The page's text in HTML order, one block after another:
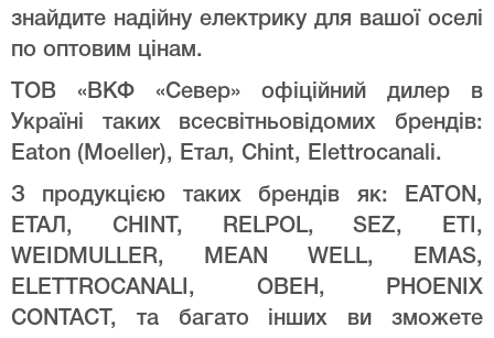
знайдите надійну електрику для вашої оселі
по оптовим цінам.
ТОВ «ВКФ «Север» офіційний дилер в
Україні таких всесвітньовідомих брендів:
Eaton (Moeller), Етал, Chint, Elettrocanali.
З продукцією таких брендів як: EATON,
ЕТАЛ, CHINT, RELPOL, SEZ, ETI,
WEIDMULLER, MEAN WELL, EMAS,
ELETTROCANALI, ОВЕН, PHOENIX
CONTACT, та багато інших ви зможете